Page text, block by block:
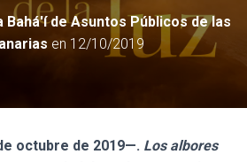
E
A
I
Bahá'í de Asuntos Públicos de las
en 12/10/2019
octubre de 2019—. Los albores